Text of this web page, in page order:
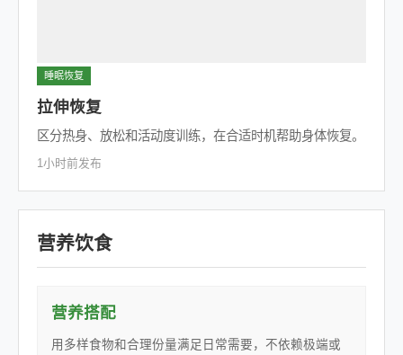
睡眠恢复
拉伸恢复
区分热身、放松和活动度训练，在合适时机帮助身体恢复。
1小时前发布
营养饮食
营养搭配
用多样食物和合理份量满足日常需要，不依赖极端或